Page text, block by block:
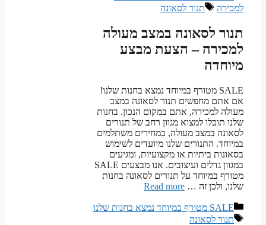
למכירה
תגיות
תנור לסאונה
תנור לסאונה במצב מעולה
למכירה – הצעת מבצע
מיוחדה
SALE מטורף במיוחד נמצא בחנות שלנו!
אם אתם מחפשים תנור לסאונה במצב
מעולה למכירה, אתם במקום הנכון. בחנות
שלנו תוכלו למצוא מגוון רחב של תנורים
לסאונה במצב מעולה, במחירים משתלמים
במיוחד. התנורים שלנו מיועדים לשימוש
בסאונות ביתיות או מקצועיות, ומגיעים
במגוון גדלים ועיצובים. אנו מבצעים SALE
מטורף במיוחד על תנורים לסאונה בחנות
שלנו, ולכן זה … Read more
קטגוריות
SALE מטורף במיוחד נמצא בחנות שלנו
תגיות
תנור לסאונה